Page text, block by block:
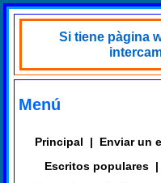
Si tiene pàgina
Menú
Principal | Enviar un
Escritos populares |